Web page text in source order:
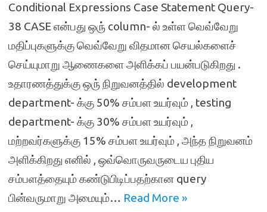
Conditional Expressions Case Statement Query-
38 CASE என்பது ஒரு் column- ல் உள்ள வெவ்வேறு
மதிப்புகளுக்கு வெவ்வேறு விதமான செயல்களைச்
செய்யுமாறு ஆணைகளை அளிக்கப் பயன்படுகிறது .
உதாரணத்துக்கு ஒரு் நிறுவனத்தில் development
department- க்கு 50% சம்பள உயர்வும் , testing
department- க்கு 30% சம்பள உயர்வும் ,
மற்றவர்களுக்கு 15% சம்பள உயர்வும் , அந்த நிறுவனம்
அளிக்கிறது எனில் , ஒவ்வொருவருடைய புதிய
சம்பளத்தையும் கண்டுபிடிப்பதற்கான query
பின்வருமாறு அமையும்… Read More »